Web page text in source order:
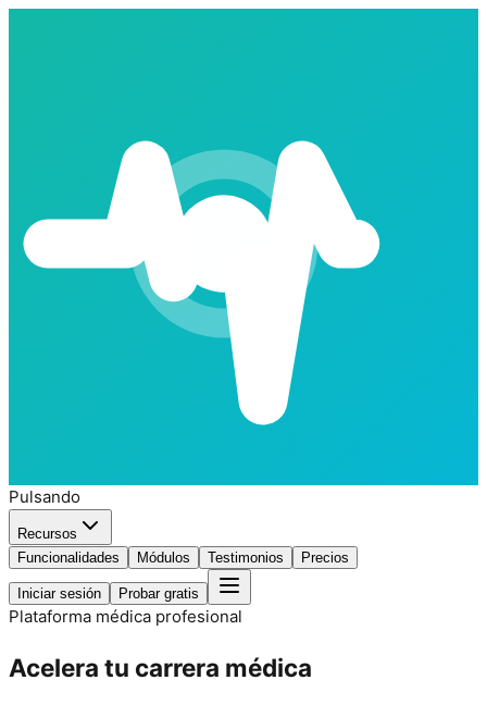
Pulsando
Recursos
Funcionalidades
Módulos Testimonios Precios
Iniciar sesión Probar gratis
Plataforma médica profesional
Acelera tu carrera médica